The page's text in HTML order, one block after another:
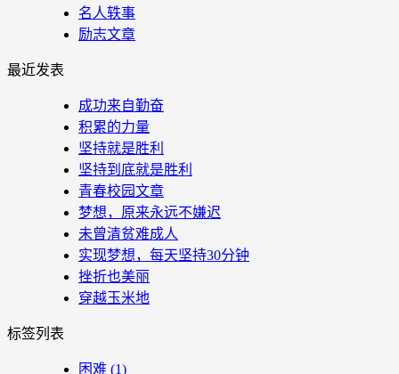
名人轶事
励志文章
最近发表
成功来自勤奋
积累的力量
坚持就是胜利
坚持到底就是胜利
青春校园文章
梦想，原来永远不嫌迟
未曾清贫难成人
实现梦想，每天坚持30分钟
挫折也美丽
穿越玉米地
标签列表
困难 (1)